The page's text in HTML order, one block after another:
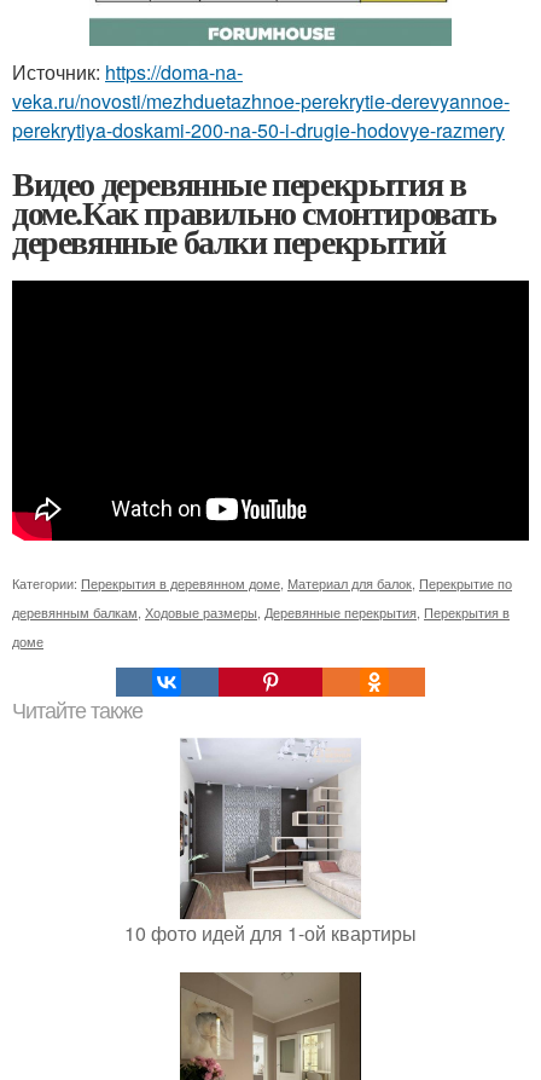
Источник: https://doma-na-
veka.ru/novosti/mezhduetazhnoe-perekrytie-derevyannoe-
perekrytiya-doskami-200-na-50-i-drugie-hodovye-razmery
Видео деревянные перекрытия в
доме.Как правильно смонтировать
деревянные балки перекрытий
Категории: Перекрытия в деревянном доме, Материал для балок, Перекрытие по
деревянным балкам, Ходовые размеры, Деревянные перекрытия, Перекрытия в
доме
Читайте также
10 фото идей для 1-ой квартиры